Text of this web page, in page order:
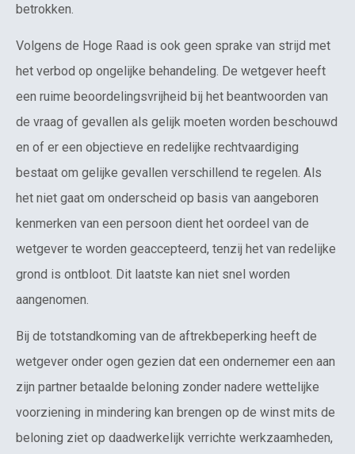
betrokken.
Volgens de Hoge Raad is ook geen sprake van strijd met
het verbod op ongelijke behandeling. De wetgever heeft
een ruime beoordelingsvrijheid bij het beantwoorden van
de vraag of gevallen als gelijk moeten worden beschouwd
en of er een objectieve en redelijke rechtvaardiging
bestaat om gelijke gevallen verschillend te regelen. Als
het niet gaat om onderscheid op basis van aangeboren
kenmerken van een persoon dient het oordeel van de
wetgever te worden geaccepteerd, tenzij het van redelijke
grond is ontbloot. Dit laatste kan niet snel worden
aangenomen.
Bij de totstandkoming van de aftrekbeperking heeft de
wetgever onder ogen gezien dat een ondernemer een aan
zijn partner betaalde beloning zonder nadere wettelijke
voorziening in mindering kan brengen op de winst mits de
beloning ziet op daadwerkelijk verrichte werkzaamheden,